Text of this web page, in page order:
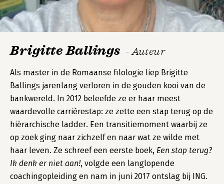
Brigitte Ballings - Auteur
Als master in de Romaanse filologie liep Brigitte
Ballings jarenlang verloren in de gouden kooi van de
bankwereld. In 2012 beleefde ze er haar meest
waardevolle carrièrestap: ze zette een stap terug op de
hiërarchische ladder. Een transitiemoment waarbij ze
op zoek ging naar zichzelf en naar wat ze wilde met
haar leven. Ze schreef een eerste boek, Een stap terug?
Ik denk er niet aan!, volgde een langlopende
coachingopleiding en nam in juni 2017 ontslag bij ING.